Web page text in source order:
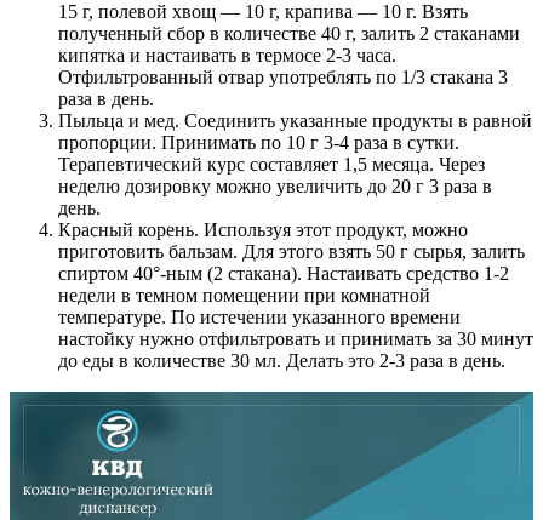
15 г, полевой хвощ — 10 г, крапива — 10 г. Взять
полученный сбор в количестве 40 г, залить 2 стаканами
кипятка и настаивать в термосе 2-3 часа.
Отфильтрованный отвар употреблять по 1/3 стакана 3
раза в день.
Пыльца и мед. Соединить указанные продукты в равной
пропорции. Принимать по 10 г 3-4 раза в сутки.
Терапевтический курс составляет 1,5 месяца. Через
неделю дозировку можно увеличить до 20 г 3 раза в
день.
Красный корень. Используя этот продукт, можно
приготовить бальзам. Для этого взять 50 г сырья, залить
спиртом 40°-ным (2 стакана). Настаивать средство 1-2
недели в темном помещении при комнатной
температуре. По истечении указанного времени
настойку нужно отфильтровать и принимать за 30 минут
до еды в количестве 30 мл. Делать это 2-3 раза в день.